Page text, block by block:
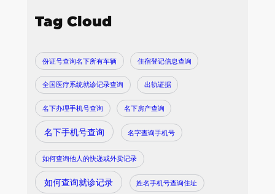
Tag Cloud
份证号查询名下所有车辆 住宿登记信息查询
全国医疗系统就诊记录查询 出轨证据
名下办理手机号查询 名下房产查询
名下手机号查询 名字查询手机号
如何查询他人的快递或外卖记录
如何查询就诊记录 姓名手机号查询住址